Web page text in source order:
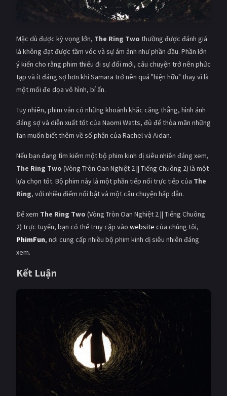
Mặc dù được kỳ vọng lớn, The Ring Two thường được đánh giá
là không đạt được tầm vóc và sự ám ảnh như phần đầu. Phần lớn
ý kiến cho rằng phim thiếu đi sự đổi mới, câu chuyện trở nên phức
tạp và ít đáng sợ hơn khi Samara trở nên quá "hiện hữu" thay vì là
một mối đe dọa vô hình, bí ẩn.
Tuy nhiên, phim vẫn có những khoảnh khắc căng thẳng, hình ảnh
đáng sợ và diễn xuất tốt của Naomi Watts, đủ để thỏa mãn những
fan muốn biết thêm về số phận của Rachel và Aidan.
Nếu bạn đang tìm kiếm một bộ phim kinh dị siêu nhiên đáng xem,
The Ring Two (Vòng Tròn Oan Nghiệt 2 || Tiếng Chuông 2) là một
lựa chọn tốt. Bộ phim này là một phần tiếp nối trực tiếp của The
Ring, với nhiều điểm nổi bật và một câu chuyện hấp dẫn.
Để xem The Ring Two (Vòng Tròn Oan Nghiệt 2 || Tiếng Chuông
2) trực tuyến, bạn có thể truy cập vào website của chúng tôi,
PhimFun, nơi cung cấp nhiều bộ phim kinh dị siêu nhiên đáng
xem.
Kết Luận